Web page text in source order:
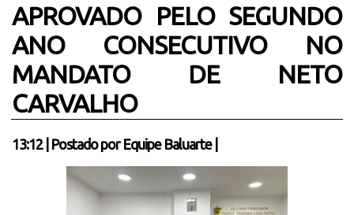
APROVADO PELO SEGUNDO
ANO CONSECUTIVO NO
MANDATO DE NETO
CARVALHO
13:12| Postado por Equipe Baluarte